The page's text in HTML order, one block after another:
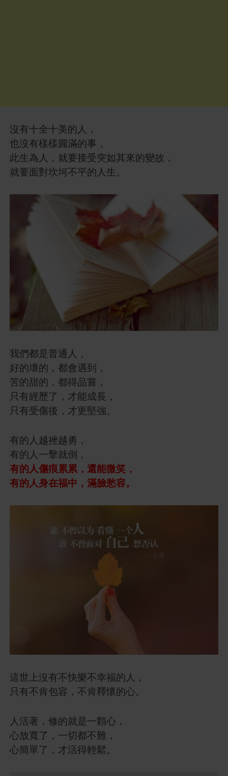
沒有十全十美的人，
也沒有樣樣圓滿的事，
此生為人，就要接受突如其來的變故，
就要面對坎坷不平的人生。
我們都是普通人，
好的壞的，都會遇到，
苦的甜的，都得品嘗，
只有經歷了，才能成長，
只有受傷後，才更堅強。
有的人越挫越勇，
有的人一擊就倒，
有的人傷痕累累，還能微笑，
有的人身在福中，滿臉愁容。
這世上沒有不快樂不幸福的人，
只有不肯包容，不肯釋懷的心。
人活著，修的就是一顆心，
心放寬了，一切都不難，
心簡單了，才活得輕鬆。